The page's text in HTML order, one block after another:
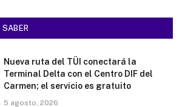
SABER
Nueva ruta del TÜI conectará la
Terminal Delta con el Centro DIF del
Carmen; el servicio es gratuito
5 agosto, 2026